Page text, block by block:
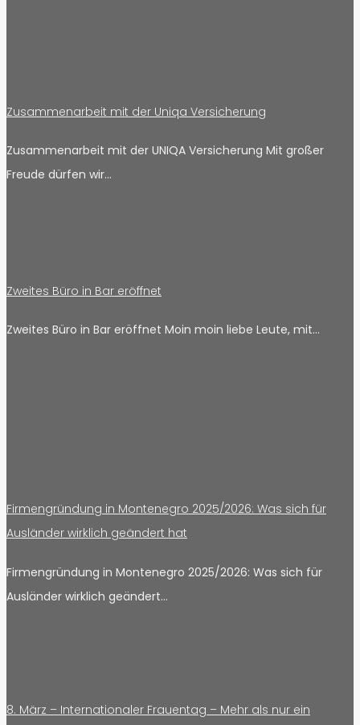
Zusammenarbeit mit der Uniqa Versicherung
Zusammenarbeit mit der UNIQA Versicherung Mit großer
Freude dürfen wir…
Zweites Büro in Bar eröffnet
Zweites Büro in Bar eröffnet Moin moin liebe Leute, mit…
Firmengründung in Montenegro 2025/2026: Was sich für
Ausländer wirklich geändert hat
Firmengründung in Montenegro 2025/2026: Was sich für
Ausländer wirklich geändert…
8. März – Internationaler Frauentag – Mehr als nur ein